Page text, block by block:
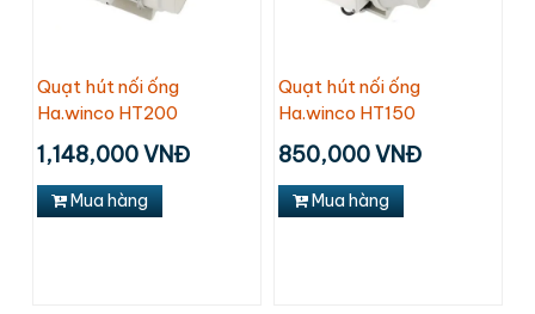
Quạt hút nối ống
Ha.winco HT200
1,148,000 VNĐ
Mua hàng
Quạt hút nối ống
Ha.winco HT150
850,000 VNĐ
Mua hàng